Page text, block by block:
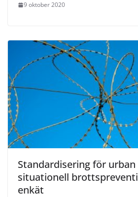
9 oktober 2020
Standardisering för urban
situationell
enkät